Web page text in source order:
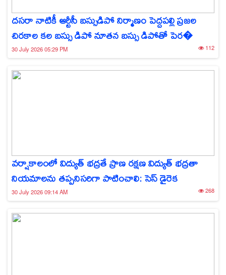
దసరా నాటికీ ఆర్టీసీ బస్సుడిపో నిర్మాణం పెద్దపల్లి ప్రజల
చిరకాల కల బస్సు డిపో నూతన బస్సు డిపోతో పెర�
30 July 2026 05:29 PM 112
వర్షాకాలంలో విద్యుత్ భద్రతే ప్రాణ రక్షణ విద్యుత్ భద్రతా
నియమాలను తప్పనిసరిగా పాటించాలి: సెస్ డైరెక
30 July 2026 09:14 AM 268